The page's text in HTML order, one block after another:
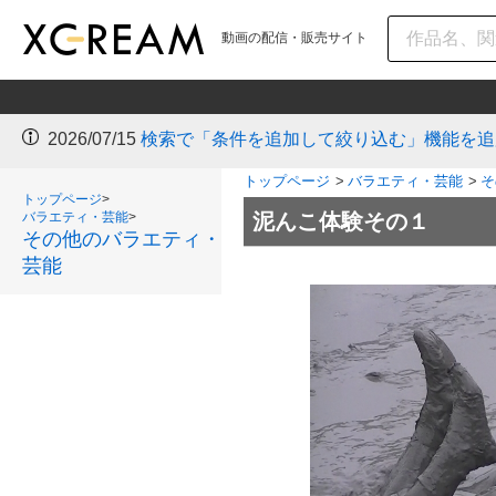
動画の配信・販売サイト
2026/06/30 海外発行のクレジットカードが再びご利用
トップページ>
バラエティ・芸能>
その他のバラエティ・
芸能
トップページ > バラエティ・芸能 >
泥んこ体験その１